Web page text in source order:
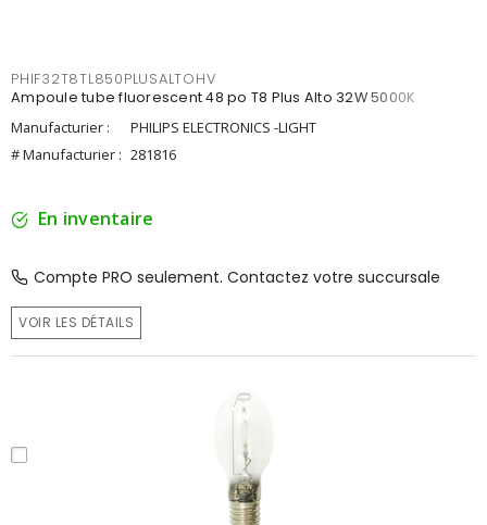
PHIF32T8TL850PLUSALTOHV
Ampoule tube fluorescent 48 po T8 Plus Alto 32W 5000K
Manufacturier :
PHILIPS ELECTRONICS -LIGHT
# Manufacturier : 281816
En inventaire
Compte PRO seulement. Contactez votre succursale
VOIR LES DÉTAILS